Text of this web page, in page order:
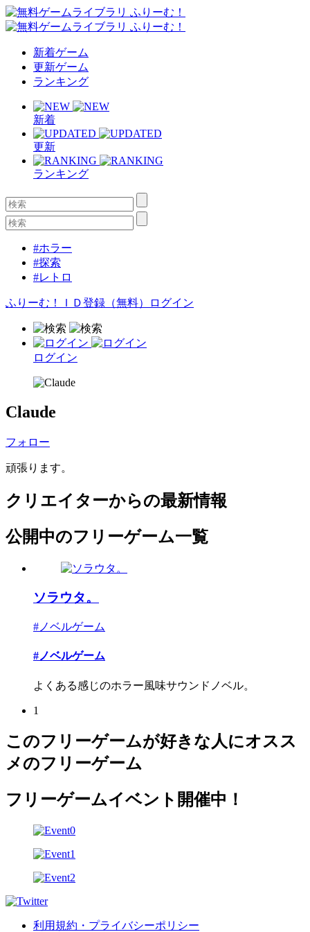
新着ゲーム
更新ゲーム
ランキング
新着
更新
ランキング
#ホラー
#探索
#レトロ
ふりーむ！ＩＤ登録（無料） ログイン
ログイン
Claude
フォロー
頑張ります。
クリエイターからの最新情報
公開中のフリーゲーム一覧
ソラウタ。
#ノベルゲーム
#ノベルゲーム
よくある感じのホラー風味サウンドノベル。
1
このフリーゲームが好きな人にオスス
メのフリーゲーム
フリーゲームイベント開催中！
利用規約・プライバシーポリシー